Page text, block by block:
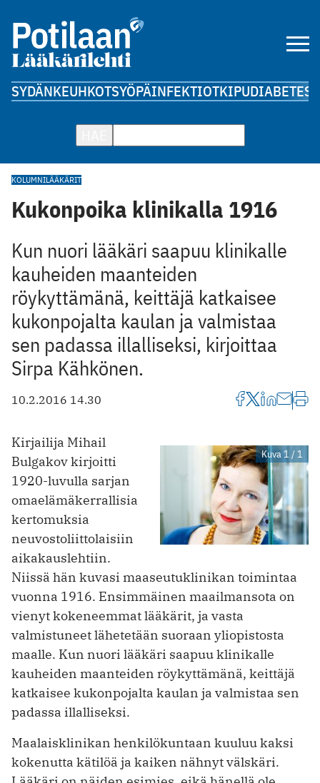
SYDÄNKEUHKOTSYÖPÄINFEKTIOTKIPUDIABETES
KOLUMNILÄÄKÄRIT
Kukonpoika klinikalla 1916
Kun nuori lääkäri saapuu klinikalle
kauheiden maanteiden
röykyttämänä, keittäjä katkaisee
kukonpojalta kaulan ja valmistaa
sen padassa illalliseksi, kirjoittaa
Sirpa Kähkönen.
10.2.2016 14.30
Kuva 1 / 1
Kirjailija Mihail
Bulgakov kirjoitti
1920-luvulla sarjan
omaelämäkerrallisia
kertomuksia
neuvostoliittolaisiin
aikakauslehtiin.
Niissä hän kuvasi maaseutuklinikan toimintaa
vuonna 1916. Ensimmäinen maailmansota on
vienyt kokeneemmat lääkärit, ja vasta
valmistuneet lähetetään suoraan yliopistosta
maalle. Kun nuori lääkäri saapuu klinikalle
kauheiden maanteiden röykyttämänä, keittäjä
katkaisee kukonpojalta kaulan ja valmistaa sen
padassa illalliseksi.
Maalaisklinikan henkilökuntaan kuuluu kaksi
kokenutta kätilöä ja kaiken nähnyt välskäri.